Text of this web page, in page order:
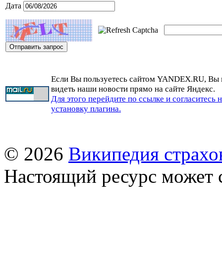
Дата
Если Вы пользуетесь сайтом YANDEX.RU, Вы
видеть наши новости прямо на сайте Яндекс.
Для этого перейдите по ссылке и согласитесь
установку плагина.
© 2026 Википедия
Настоящий ресурс может